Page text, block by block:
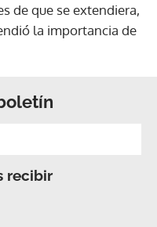
de que se extendiera,
la importancia de
recibir